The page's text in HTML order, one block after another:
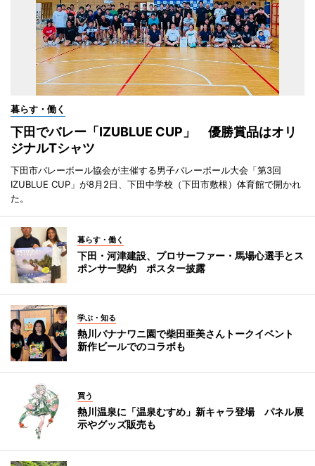
暮らす・働く
下田でバレー「IZUBLUE CUP」 優勝賞品はオリ
ジナルTシャツ
下田市バレーボール協会が主催する男子バレーボール大会「第3回
IZUBLUE CUP」が8月2日、下田中学校（下田市敷根）体育館で開かれ
た。
暮らす・働く
下田・河津建設、プロサーファー・馬場心選手とス
ポンサー契約 ポスター披露
学ぶ・知る
熱川バナナワニ園で柴田亜美さんトークイベント
新作ビールでのコラボも
買う
熱川温泉に「温泉むすめ」新キャラ登場 パネル展
示やグッズ販売も